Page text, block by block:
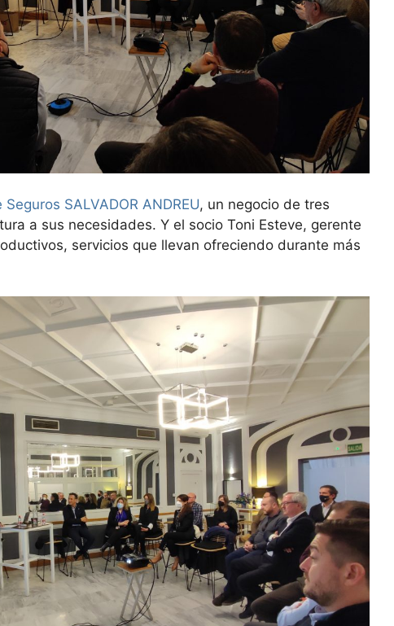
SALVADOR ANDREU, un negocio de tres
a sus necesidades. Y el socio Toni Esteve, gerente
servicios que llevan ofreciendo durante más